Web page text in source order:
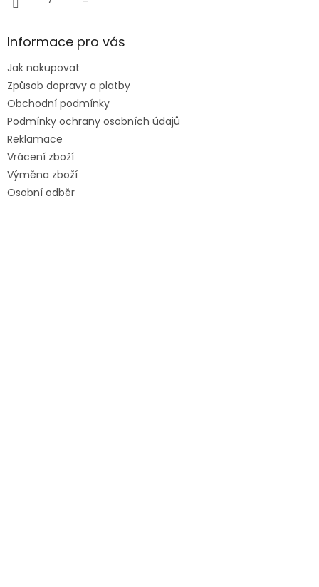
Informace pro vás
Jak nakupovat
Způsob dopravy a platby
Obchodní podmínky
Podmínky ochrany osobních údajů
Reklamace
Vrácení zboží
Výměna zboží
Osobní odběr